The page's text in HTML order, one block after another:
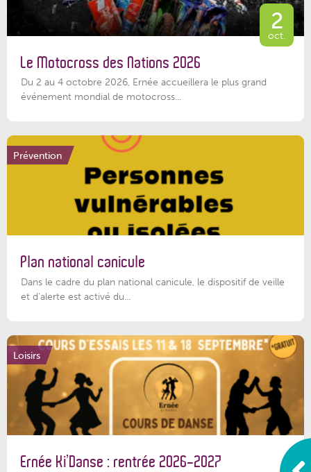
2
oct.
Le Motocross des Nations 2026
Du 2 au 4 octobre 2026, Ernée accueillera le plus grand
événement mondial de motocross...
Prévention
Plan national canicule
Dans le cadre du plan national canicule, le dispositif de veille
et d’alerte est activé du...
Loisirs
Ernée Ki’Danse : rentrée 2026-2027